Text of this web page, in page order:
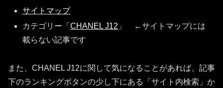
サイトマップ
カテゴリー「CHANEL J12 」 ←サイトマップには
載らない記事です
また、CHANEL J12に関して気になることがあれば、記事
下のランキングボタンの少し下にある「サイト内検索」か